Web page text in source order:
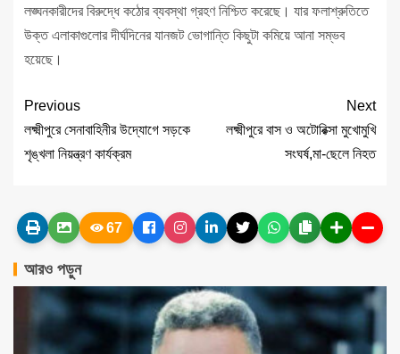
লঙ্ঘনকারীদের বিরুদ্ধে কঠোর ব্যবস্থা গ্রহণ নিশ্চিত করেছে। যার ফলাশ্রুতিতে
উক্ত এলাকাগুলোর দীর্ঘদিনের যানজট ভোগান্তি কিছুটা কমিয়ে আনা সম্ভব
হয়েছে।
Previous
লক্ষ্মীপুরে সেনাবাহিনীর উদ্যোগে সড়কে
শৃঙ্খলা নিয়ন্ত্রণ কার্যক্রম
Next
লক্ষ্মীপুরে বাস ও অটোরিক্সা মুখোমুখি
সংঘর্ষ,মা-ছেলে নিহত
67
আরও পড়ুন